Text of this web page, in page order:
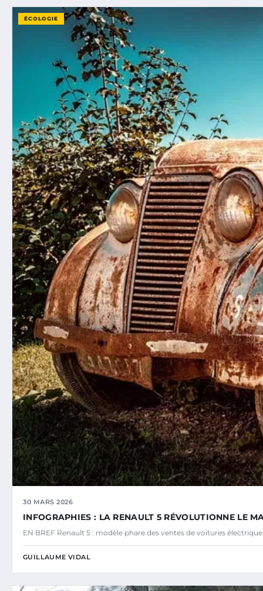
ÉCOLOGIE
30 MARS 2026
INFOGRAPHIES : LA RENAULT 5 RÉVOLUTIONNE LE
EN BREF Renault 5 : modèle phare des ventes de voitures
GUILLAUME VIDAL